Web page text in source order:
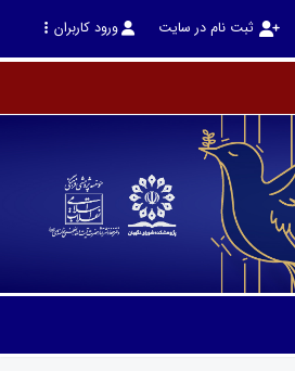
ثبت نام در سایت ورود کاربران